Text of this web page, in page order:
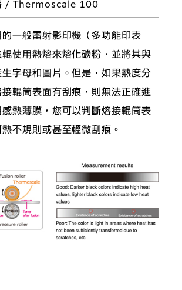
/ Thermoscale 100
一般雷射影印機（多功能印表
使用熱熔來熔化碳粉，並將其與
字母和圖片。但是，如果熱度分
輥筒表面有刮痕，則無法正確進
熱薄膜，您可以判斷熔接輥筒表
不規則或甚至輕微刮痕。